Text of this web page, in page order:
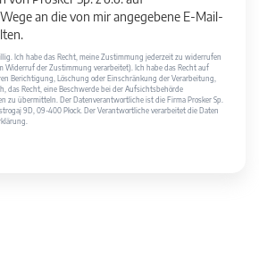
an die von mir angegebene E-Mail-
Ich habe das Recht, meine Zustimmung jederzeit zu widerrufen
Widerruf der Zustimmung verarbeitet). Ich habe das Recht auf
Berichtigung, Löschung oder Einschränkung der Verarbeitung,
das Recht, eine Beschwerde bei der Aufsichtsbehörde
zu übermitteln. Der Datenverantwortliche ist die Firma Prosker Sp.
9D, 09-400 Płock. Der Verantwortliche verarbeitet die Daten